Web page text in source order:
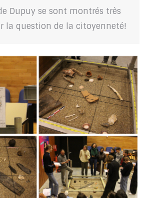
Dupuy se sont montrés très
la question de la citoyenneté!